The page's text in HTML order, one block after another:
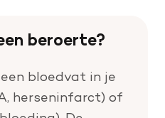
beroerte?
bloedvat in je
herseninfarct) of